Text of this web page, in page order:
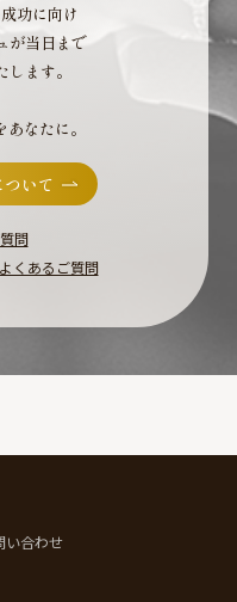
功に向け
が当日まで
ます。
なたに。
いて
問
くあるご質問
い合わせ